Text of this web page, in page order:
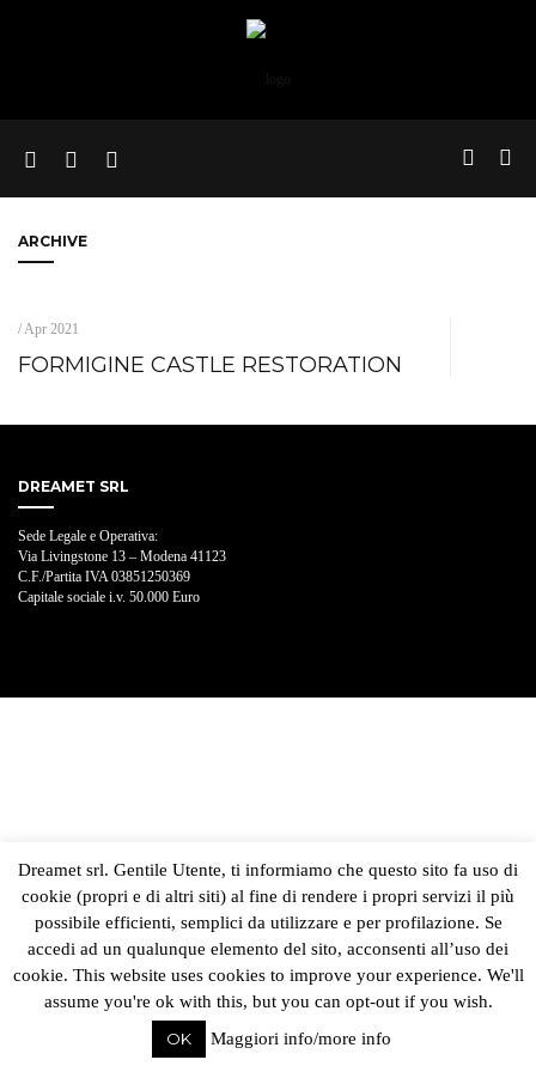
ARCHIVE
/ Apr 2021
FORMIGINE CASTLE RESTORATION
DREAMET SRL
Sede Legale e Operativa:
Via Livingstone 13 – Modena 41123
C.F./Partita IVA 03851250369
Capitale sociale i.v. 50.000 Euro
Dreamet srl. Gentile Utente, ti informiamo che questo sito fa uso di
cookie (propri e di altri siti) al fine di rendere i propri servizi il più
possibile efficienti, semplici da utilizzare e per profilazione. Se
accedi ad un qualunque elemento del sito, acconsenti all’uso dei
cookie. This website uses cookies to improve your experience. We'll
assume you're ok with this, but you can opt-out if you wish.
OK
Maggiori info/more info